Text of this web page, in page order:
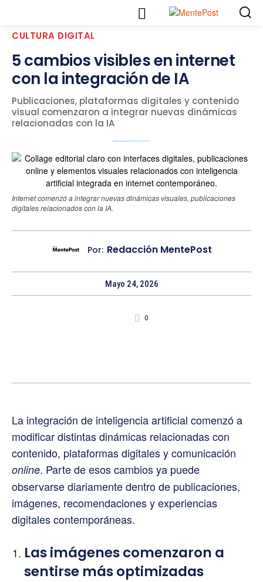
CULTURA DIGITAL
5 cambios visibles en internet
con la integración de IA
Publicaciones, plataformas digitales y contenido
visual comenzaron a integrar nuevas dinámicas
relacionadas con la IA
Internet comenzó a integrar nuevas dinámicas visuales, publicaciones
digitales relacionados con la IA.
Por: Redacción MentePost
Mayo 24, 2026
0
La integración de inteligencia artificial comenzó a
modificar distintas dinámicas relacionadas con
contenido, plataformas digitales y comunicación
online. Parte de esos cambios ya puede
observarse diariamente dentro de publicaciones,
imágenes, recomendaciones y experiencias
digitales contemporáneas.
Las imágenes comenzaron a
sentirse más optimizadas